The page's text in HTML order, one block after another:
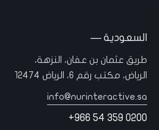
السعودية —
طريق عثمان بن عفان، النزهة،
الرياض، مكتب رقم 6، الرياض 12474
info@nurinteractive.sa
+966 54 359 0200